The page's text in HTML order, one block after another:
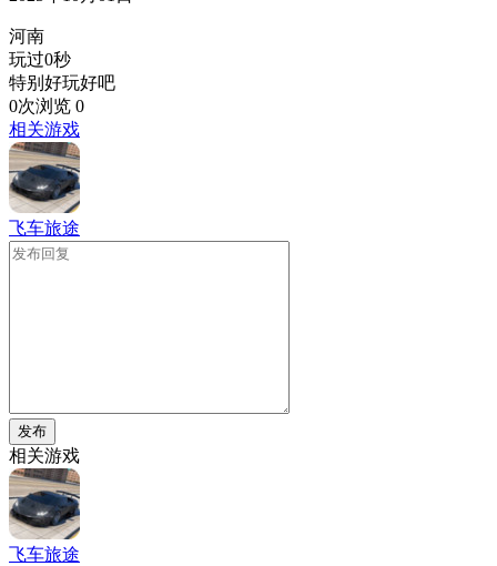
河南
玩过0秒
特别好玩好吧
0次浏览 0
相关游戏
飞车旅途
发布
相关游戏
飞车旅途